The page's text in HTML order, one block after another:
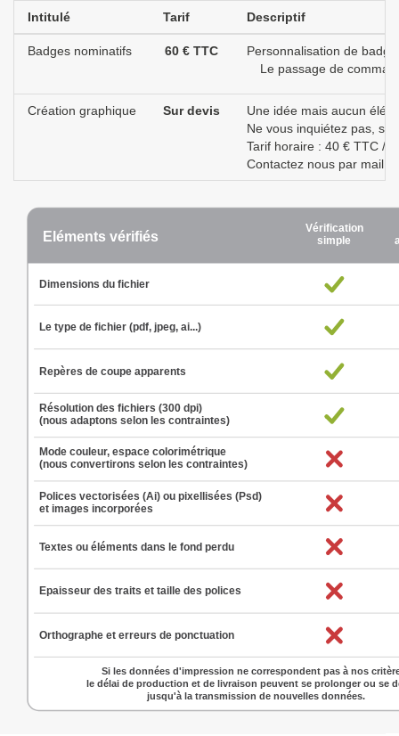
Intitulé Tarif Descriptif
Badges nominatifs 60 € TTC
Personnalisation de
Le passage de
Création graphique Sur devis
Une idée mais aucun
Ne vous inquiétez pas, si
Tarif horaire : 40 € TTC /
Contactez nous par mail